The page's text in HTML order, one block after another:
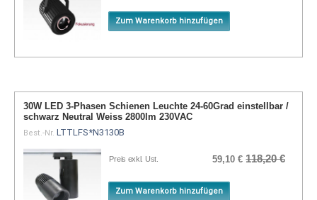
Zum Warenkorb hinzufügen
30W LED 3-Phasen Schienen Leuchte 24-60Grad einstellbar /
schwarz Neutral Weiss 2800lm 230VAC
Best.-Nr. LTTLFS*N3130B
Preis exkl. Ust. 59,10 € 118,20 €
Zum Warenkorb hinzufügen